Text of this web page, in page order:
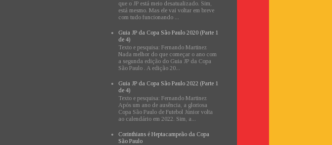
que o JP está meio desatualizado. Sim,
está mesmo. Mas ele vai voltar em breve
com tudo funcionando ...
Guia JP da Copa São Paulo 2020 (Parte 1
de 4)
Texto e pesquisa: Fernando Martinez
Nada melhor do que começar o ano com
a segunda edição do Guia JP da Copa
São Paulo . A edição 20...
Guia JP da Copa São Paulo 2022 (Parte 1
de 4)
Texto e pesquisa: Fernando Martinez
Após um ano de ausência, a gloriosa
Copa São Paulo de Futebol Júnior volta
ao calendário em 2022. Sim, a...
Corinthians é Heptacampeão da Copa
São Paulo